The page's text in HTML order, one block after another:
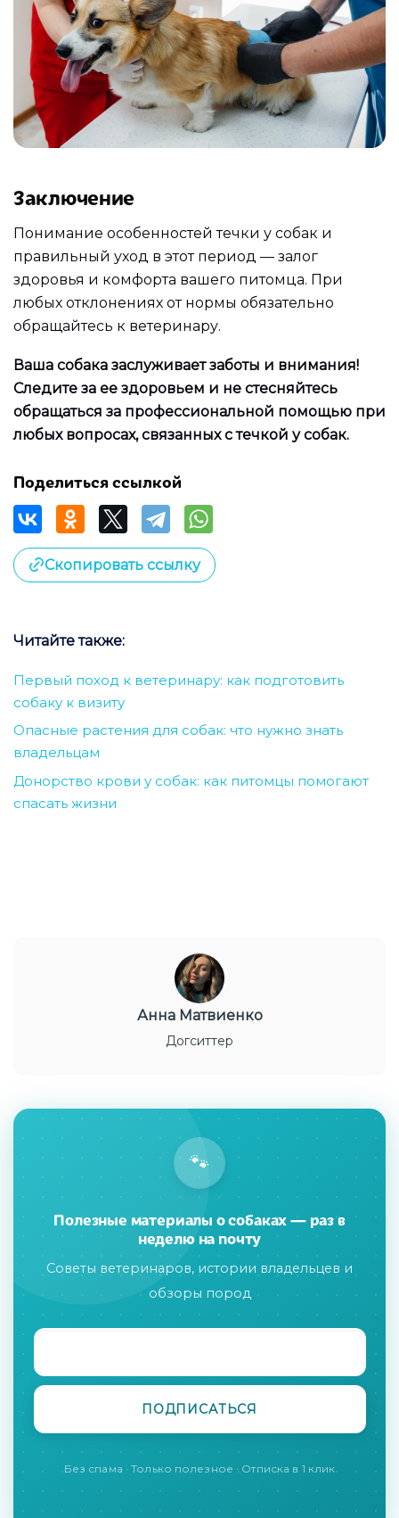
Заключение
Понимание особенностей течки у собак и
правильный уход в этот период — залог
здоровья и комфорта вашего питомца. При
любых отклонениях от нормы обязательно
обращайтесь к ветеринару.
Ваша собака заслуживает заботы и внимания!
Следите за ее здоровьем и не стесняйтесь
обращаться за профессиональной помощью при
любых вопросах, связанных с течкой у собак.
Поделиться ссылкой
Скопировать ссылку
Читайте также:
Первый поход к ветеринару: как подготовить
собаку к визиту
Опасные растения для собак: что нужно знать
владельцам
Донорство крови у собак: как питомцы помогают
спасать жизни
Анна Матвиенко
Догситтер
🐾
Полезные материалы о собаках — раз в
неделю на почту
Советы ветеринаров, истории владельцев и
обзоры пород
Без спама · Только полезное · Отписка в 1 клик